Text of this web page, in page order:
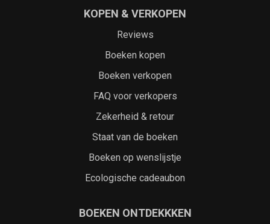
KOPEN & VERKOPEN
Reviews
Boeken kopen
Boeken verkopen
FAQ voor verkopers
Zekerheid & retour
Staat van de boeken
Boeken op wenslijstje
Ecologische cadeaubon
BOEKEN ONTDEKKKEN